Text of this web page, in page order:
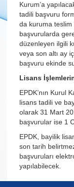
Kurum’a
tadili başvuru
da kuruma teslim
başvurularda
düzenleyen ilgili
veya son altı ay
başvuru ekinde
Lisans
EPDK’nın Kurul
lisans tadili ve
olarak 31 Mart
başvurular ise 1
EPDK, bayilik
son tarih
başvuruları
yapılabilecek.